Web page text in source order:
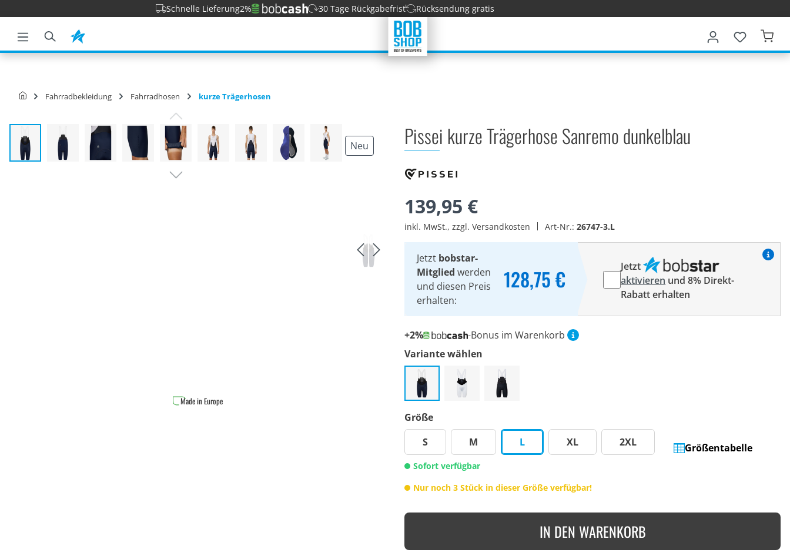
Zur Hauptnavigation springenSchnelle Lieferung2% 30 Tage Rückgabefrist Rücksendung gratis
Fahrradbekleidung Fahrradhosen kurze Trägerhosen
Neu
Made in Europe
Pissei kurze Trägerhose Sanremo dunkelblau
139,95 €
inkl. MwSt., zzgl. Versandkosten Art-Nr.: 26747-3.L
Jetzt bobstar-
Mitglied werden
und diesen Preis
erhalten:
128,75 €
Jetzt
aktivieren und 8% Direkt-
Rabatt erhalten
+2%
-Bonus im Warenkorb
Variante wählen
Größe
S
M L XL 2XL Größentabelle
Sofort verfügbar
Nur noch 3 Stück in dieser Größe verfügbar!
IN DEN WARENKORB